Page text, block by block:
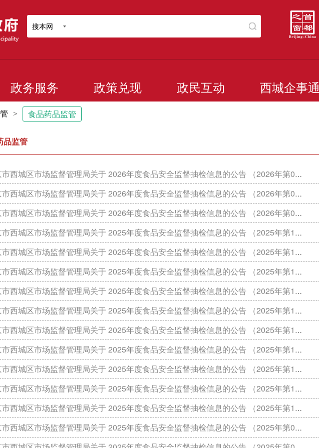
搜本网
政务服务 政策兑现 政民互动 西城企事通
> 食品药品监管
品监管
西城区市场监督管理局关于 2026年度食品安全监督抽检信息的公告 （2026年第03期）
西城区市场监督管理局关于 2026年度食品安全监督抽检信息的公告 （2026年第02期）
西城区市场监督管理局关于 2026年度食品安全监督抽检信息的公告 （2026年第01期）
西城区市场监督管理局关于 2025年度食品安全监督抽检信息的公告 （2025年第19期）
西城区市场监督管理局关于 2025年度食品安全监督抽检信息的公告 （2025年第18期）
西城区市场监督管理局关于 2025年度食品安全监督抽检信息的公告 （2025年第17期）
西城区市场监督管理局关于 2025年度食品安全监督抽检信息的公告 （2025年第16期）
西城区市场监督管理局关于 2025年度食品安全监督抽检信息的公告 （2025年第15期）
西城区市场监督管理局关于 2025年度食品安全监督抽检信息的公告 （2025年第14期）
西城区市场监督管理局关于 2025年度食品安全监督抽检信息的公告 （2025年第13期）
西城区市场监督管理局关于 2025年度食品安全监督抽检信息的公告 （2025年第12期）
西城区市场监督管理局关于 2025年度食品安全监督抽检信息的公告 （2025年第11期）
西城区市场监督管理局关于 2025年度食品安全监督抽检信息的公告 （2025年第10期）
西城区市场监督管理局关于 2025年度食品安全监督抽检信息的公告 （2025年第09期）